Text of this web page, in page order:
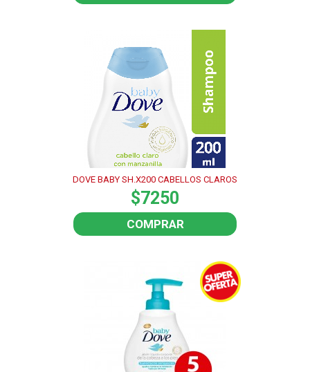
DOVE BABY SH.X200 CABELLOS CLAROS
$7250
COMPRAR